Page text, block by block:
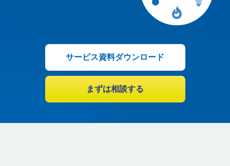
サービス資料ダウンロード
まずは相談する